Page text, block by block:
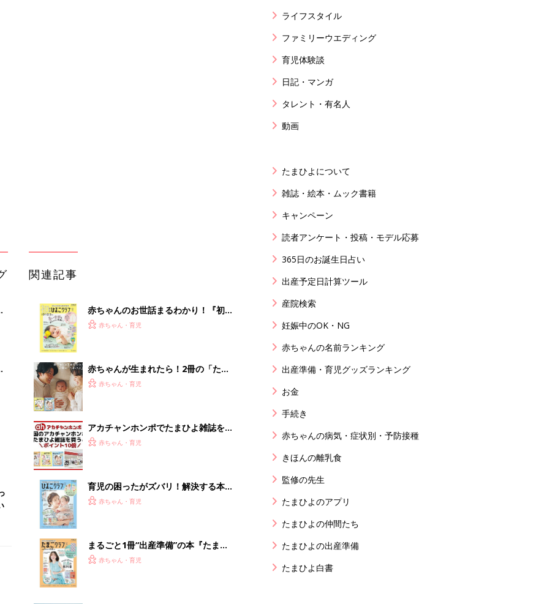
になるまで、育児に役立つ情報がいっ
ぱい！
夫婦で予習する 出産の教科書
いたまま放置…」実は危険信号？イン
プラント始...
PR（あんしんインプラント）
離乳食はいつから？進め方は？「たまひよ きほんの離
ライフスタイル
ファミリーウエディング
育児体験談
日記・マンガ
タレント・有名人
動画
たまひよについて
雑誌・絵本・ムック書籍
キャンペーン
読者アンケート・投稿・モデル応募
365日のお誕生日占い
出産予定日計算ツール
産院検索
妊娠中のOK・NG
赤ちゃんの名前ランキング
出産準備・育児グッズランキング
お金
手続き
赤ちゃんの病気・症状別・予防接種
きほんの離乳食
監修の先生
たまひよのアプリ
たまひよの仲間たち
たまひよの出産準備
たまひよ白書